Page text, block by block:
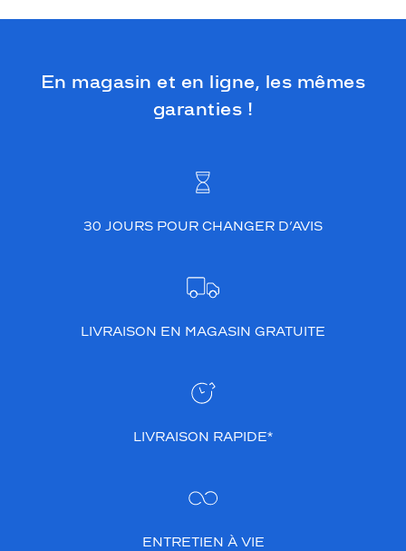
En magasin et en ligne, les mêmes
garanties !
30 JOURS POUR CHANGER D’AVIS
LIVRAISON EN MAGASIN GRATUITE
LIVRAISON RAPIDE*
ENTRETIEN À VIE